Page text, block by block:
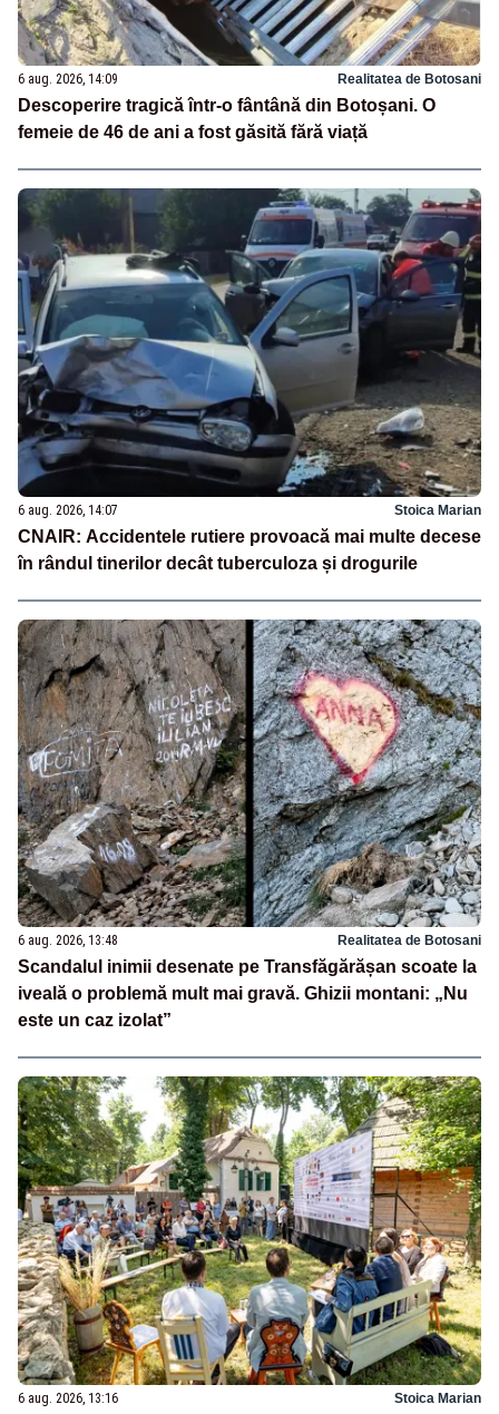
6 aug. 2026, 14:09 Realitatea de Botosani
Descoperire tragică într-o fântână din Botoșani. O
femeie de 46 de ani a fost găsită fără viață
6 aug. 2026, 14:07 Stoica Marian
CNAIR: Accidentele rutiere provoacă mai multe decese
în rândul tinerilor decât tuberculoza și drogurile
6 aug. 2026, 13:48 Realitatea de Botosani
Scandalul inimii desenate pe Transfăgărășan scoate la
iveală o problemă mult mai gravă. Ghizii montani: „Nu
este un caz izolat”
6 aug. 2026, 13:16 Stoica Marian